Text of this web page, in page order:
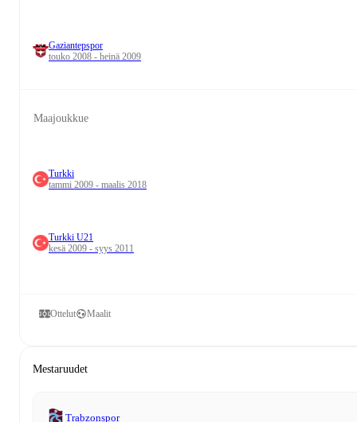
Gaziantepspor
touko 2008 - heinä 2009
Maajoukkue
Turkki
tammi 2009 - maalis 2018
Turkki U21
kesä 2009 - syys 2011
Ottelut Maalit
Mestaruudet
Trabzonspor